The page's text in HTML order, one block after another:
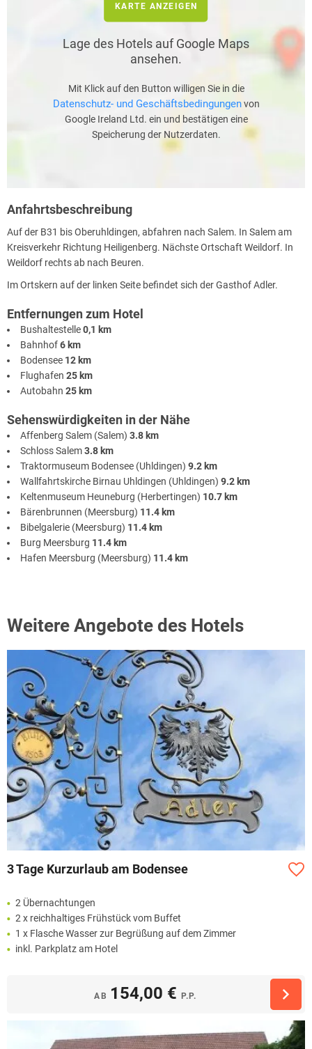
KARTE ANZEIGEN
Lage des Hotels auf Google Maps
ansehen.
Mit Klick auf den Button willigen Sie in die
Datenschutz- und Geschäftsbedingungenvon
Google Ireland Ltd. ein und bestätigen eine
Speicherung der Nutzerdaten.
Anfahrtsbeschreibung
Auf der B31 bis Oberuhldingen, abfahren nach Salem. In Salem am
Kreisverkehr Richtung Heiligenberg. Nächste Ortschaft Weildorf. In
Weildorf rechts ab nach Beuren.
Im Ortskern auf der linken Seite befindet sich der Gasthof Adler.
Entfernungen zum Hotel
Bushaltestelle0,1 km
Bahnhof6 km
Bodensee 12 km
Flughafen 25 km
Autobahn 25 km
Sehenswürdigkeiten in der Nähe
Affenberg Salem (Salem) 3.8 km
Schloss Salem3.8 km
Traktormuseum Bodensee (Uhldingen) 9.2 km
Wallfahrtskirche Birnau Uhldingen (Uhldingen) 9.2 km
Keltenmuseum Heuneburg (Herbertingen) 10.7 km
Bärenbrunnen (Meersburg) 11.4 km
Bibelgalerie (Meersburg) 11.4 km
Burg Meersburg 11.4 km
Hafen Meersburg (Meersburg) 11.4 km
Weitere Angebote des Hotels
3 Tage Kurzurlaub am Bodensee
2 Übernachtungen
2 x reichhaltiges Frühstück vom Buffet
1 x Flasche Wasser zur Begrüßung auf dem Zimmer
inkl. Parkplatz am Hotel
AB 154,00 € P.P.